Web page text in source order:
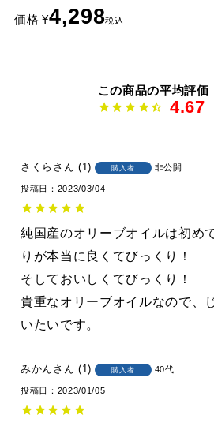
価格 ¥4,298税込
4.67
さくら 1 購入者 非公開
投稿日 2023/03/04
純国産のオリーブオイルは初め
りが本当に良くてびっくり！
そしておいしくてびっくり！
貴重なオリーブオイルなので、
いたいです。
みかん 1 購入者 40代
投稿日 2023/01/05